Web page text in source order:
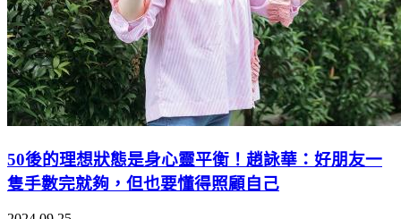
50後的理想狀態是身心靈平衡！趙詠華：好朋友一
隻手數完就夠，但也要懂得照顧自己